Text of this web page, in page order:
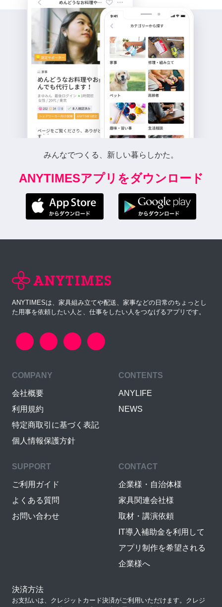
みんなでつくる、新しい暮らしかた。
ANYTIMESアプリをダウンロード
ANYTIMESは、家具組み立てや配送、家事などの日常のちょっとし
た用事を依頼したい人と、仕事をしたい人をつなげるアプリです。
COMPANY
会社概要
利用規約
特定商取引に基づく表記
個人情報保護方針
CONTENTS
ANYLIFE
NEWS
SUPPORT
ご利用ガイド
よくある質問
お問い合わせ
CONTACT
企業様・自治体様
家具関連会社様
取材・講演依頼
IT導入補助金を利用して
アプリ制作を希望される
企業様へ
決済方法
お支払いは、クレジットカード決済がご利用いただけます。クレジ